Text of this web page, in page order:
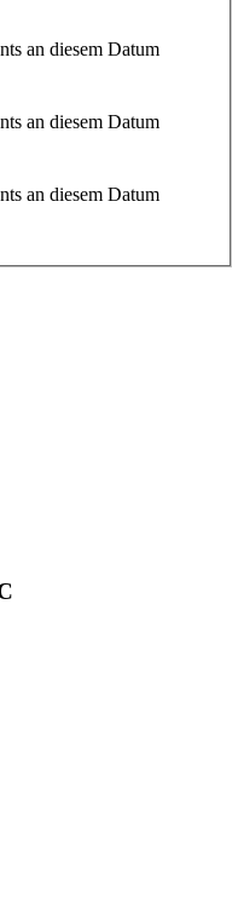
an diesem Datum
an diesem Datum
an diesem Datum